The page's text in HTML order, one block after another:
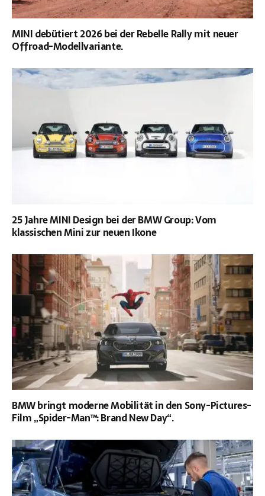
MINI debütiert 2026 bei der Rebelle Rally mit neuer
Offroad-Modellvariante.
25 Jahre MINI Design bei der BMW Group: Vom
klassischen Mini zur neuen Ikone
BMW bringt moderne Mobilität in den Sony-Pictures-
Film „Spider-Man™: Brand New Day“.